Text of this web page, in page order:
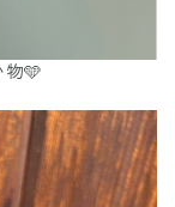
物🩵